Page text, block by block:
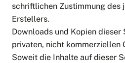
schriftlichen Zustimmung des
Erstellers.
Downloads und Kopien dieser
privaten, nicht kommerziellen
Soweit die Inhalte auf dieser